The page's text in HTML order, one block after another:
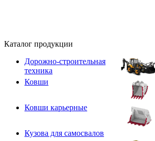
Каталог продукции
Дорожно-строительная
техника
Ковши
Ковши карьерные
Кузова для самосвалов